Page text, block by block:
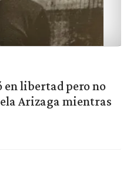
en libertad pero no
Arizaga mientras